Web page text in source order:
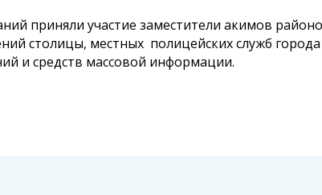
приняли участие заместители акимов
столицы, местных полицейских служб
и средств массовой информации.